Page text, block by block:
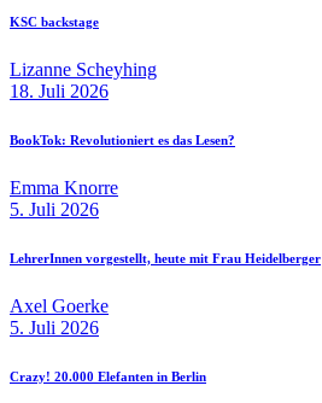
KSC backstage
Lizanne Scheyhing
18. Juli 2026
BookTok: Revolutioniert es das Lesen?
Emma Knorre
5. Juli 2026
LehrerInnen vorgestellt, heute mit Frau Heidelberger
Axel Goerke
5. Juli 2026
Crazy! 20.000 Elefanten in Berlin